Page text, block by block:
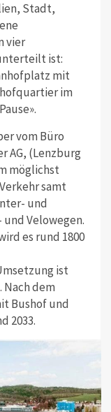
Stadt,
vier
ist:
mit
im
vom Büro
AG, (Lenzburg
möglichst
samt
und
Velowegen.
es rund 1800
ist
Nach dem
Bushof und
2033.